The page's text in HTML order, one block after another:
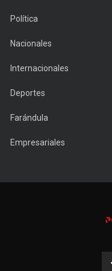
Política
Nacionales
Internacionales
Deportes
Farándula
Empresariales